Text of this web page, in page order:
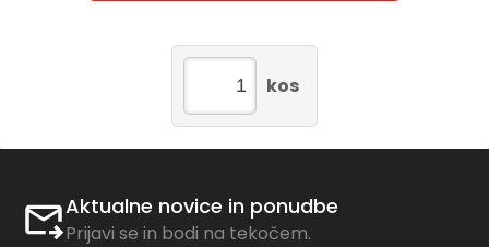
kos
Aktualne novice in ponudbe
Prijavi se in bodi na tekočem.